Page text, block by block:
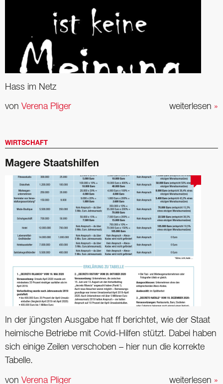
Hass im Netz
weiterlesen »
von Verena Pliger
WIRTSCHAFT
Magere Staatshilfen
In der jüngsten Ausgabe hat ff berichtet, wie der Staat
heimische Betriebe mit Covid-Hilfen stützt. Dabei haben
sich einige Zeilen verschoben – hier nun die korrekte
Tabelle.
weiterlesen »
von Verena Pliger